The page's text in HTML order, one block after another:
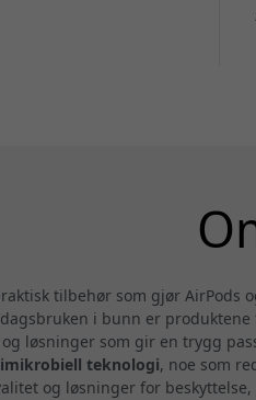
tilbehør som gjør AirPods
i bunn er
løsninger som gir en trygg
teknologi, noe som
og løsninger for